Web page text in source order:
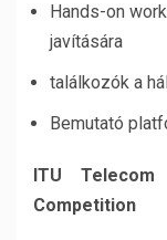
Hands-on
javítására
találkozók a
Bemutató
ITU
Competition